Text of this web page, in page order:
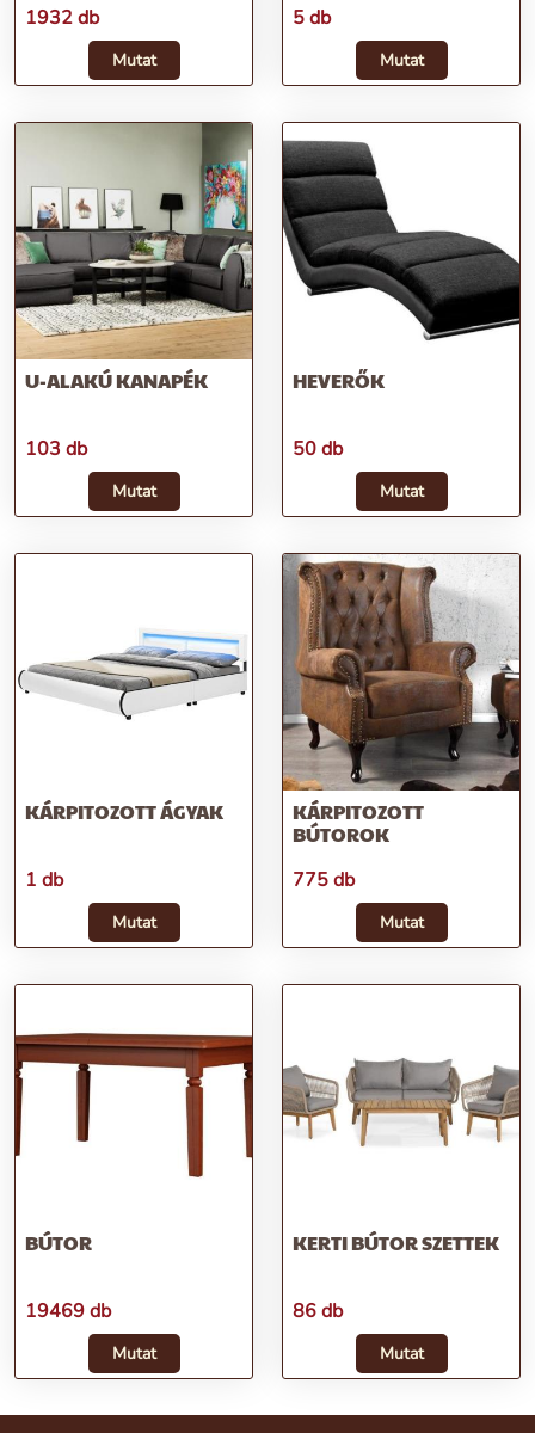
1932 db
Mutat
5 db
Mutat
U-ALAKÚ KANAPÉK
103 db
Mutat
HEVERŐK
50 db
Mutat
KÁRPITOZOTT ÁGYAK
1 db
Mutat
KÁRPITOZOTT
BÚTOROK
775 db
Mutat
BÚTOR
19469 db
Mutat
KERTI BÚTOR SZETTEK
86 db
Mutat